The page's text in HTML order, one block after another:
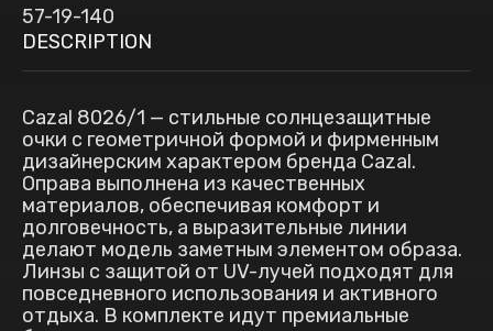
57-19-140
DESCRIPTION
Cazal 8026/1 — стильные солнцезащитные
очки с геометричной формой и фирменным
дизайнерским характером бренда Cazal.
Оправа выполнена из качественных
материалов, обеспечивая комфорт и
долговечность, а выразительные линии
делают модель заметным элементом образа.
Линзы с защитой от UV-лучей подходят для
повседневного использования и активного
отдыха. В комплекте идут премиальные